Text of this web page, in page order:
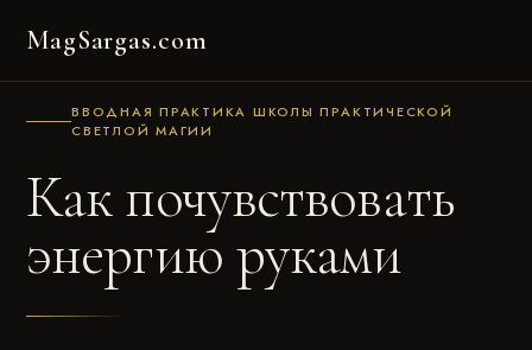
MagSargas.com
ВВОДНАЯ ПРАКТИКА ШКОЛЫ ПРАКТИЧЕСКОЙ
СВЕТЛОЙ МАГИИ
Как почувствовать
энергию руками